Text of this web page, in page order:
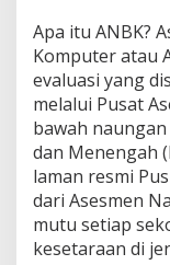
Apa itu ANBK?
Komputer atau
evaluasi yang
melalui Pusat
bawah
dan Menengah
laman resmi
dari Asesmen
mutu setiap
kesetaraan di